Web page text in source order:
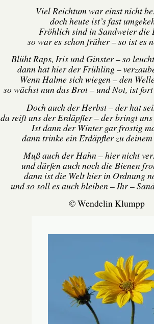
Viel Reichtum war einst nicht
doch heute ist’s fast
Fröhlich sind in Sandweier die
so war es schon früher – so ist es
Blüht Raps, Iris und Ginster – so
dann hat hier der Frühling –
Wenn Halme sich wiegen – den
so wächst nun das Brot – und Not, ist
Doch auch der Herbst – der hat
da reift uns der Erdäpfler – der bringt
Ist dann der Winter gar frostig
dann trinke ein Erdäpfler zu
Muß auch der Hahn – hier nicht
und dürfen auch noch die Bienen
dann ist die Welt hier in Ordnung
und so soll es auch bleiben – Ihr –
© Wendelin Klumpp